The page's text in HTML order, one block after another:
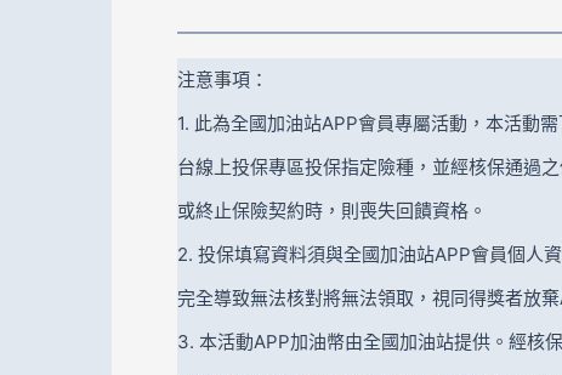
注意事項：
1. 此為全國加油站APP會員專屬活動，本活動
台線上投保專區投保指定險種，並經核保通過
或終止保險契約時，則喪失回饋資格。
2. 投保填寫資料須與全國加油站APP會員個人
完全導致無法核對將無法領取，視同得獎者放
3. 本活動APP加油幣由全國加油站提供。經核